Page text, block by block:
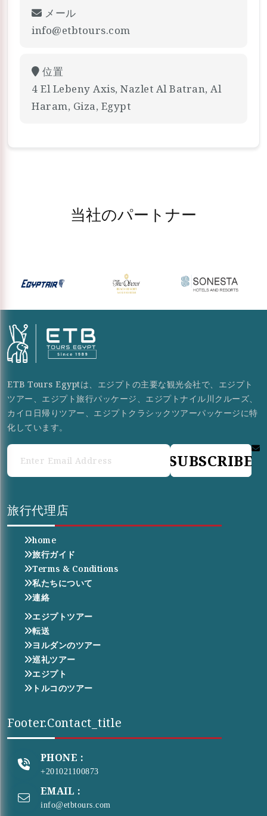
メール
info@etbtours.com
位置
4 El Lebeny Axis, Nazlet Al Batran, Al
Haram, Giza, Egypt
当社のパートナー
ETB Tours Egyptは、エジプトの主要な観光会社で、エジプト
ツアー、エジプト旅行パッケージ、エジプトナイル川クルーズ、
カイロ日帰りツアー、エジプトクラシックツアーパッケージに特
化しています。
SUBSCRIBE
旅行代理店
home
旅行ガイド
Terms & Conditions
私たちについて
連絡
エジプトツアー
転送
ヨルダンのツアー
巡礼ツアー
エジプト
トルコのツアー
Footer.contact_title
PHONE :
+201021100873
EMAIL :
info@etbtours.com